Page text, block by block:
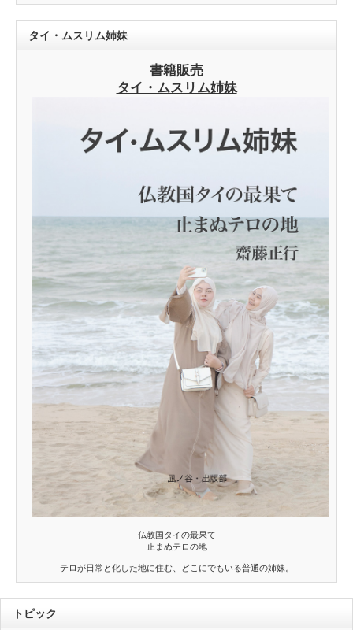
タイ・ムスリム姉妹
書籍販売
タイ・ムスリム姉妹
仏教国タイの最果て
止まぬテロの地
テロが日常と化した地に住む、どこにでもいる普通の姉妹。
トピック